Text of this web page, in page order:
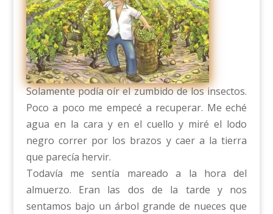
Solamente podía oír el zumbido de los insectos.
Poco a poco me empecé a recuperar. Me eché
agua en la cara y en el cuello y miré el lodo
negro correr por los brazos y caer a la tierra
que parecía hervir.
Todavía me sentía mareado a la hora del
almuerzo. Eran las dos de la tarde y nos
sentamos bajo un árbol grande de nueces que